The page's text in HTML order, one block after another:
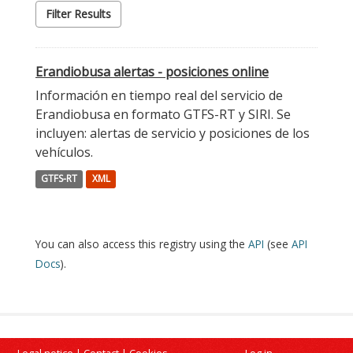
Filter Results
Erandiobusa alertas - posiciones online
Información en tiempo real del servicio de
Erandiobusa en formato GTFS-RT y SIRI. Se
incluyen: alertas de servicio y posiciones de los
vehículos.
GTFS-RT XML
You can also access this registry using the API (see API
Docs).